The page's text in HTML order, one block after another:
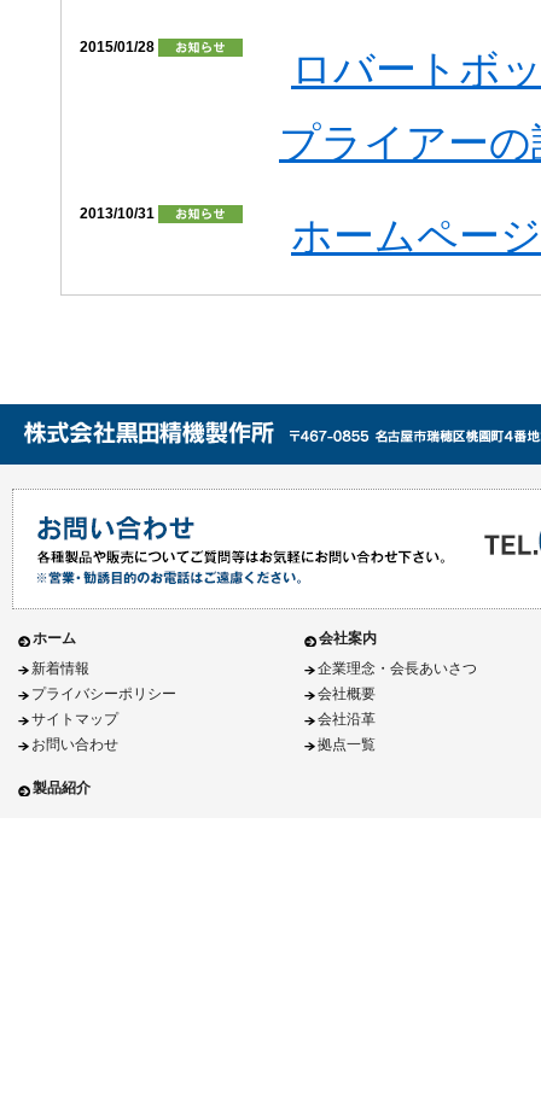
2015/01/28
ロバートボ
プライアー
2013/10/31 ホームペー
ホーム
新着情報
プライバシーポリシー
サイトマップ
お問い合わせ
製品紹介
会社案内
企業理念・会長あいさつ
会社概要
会社沿革
拠点一覧